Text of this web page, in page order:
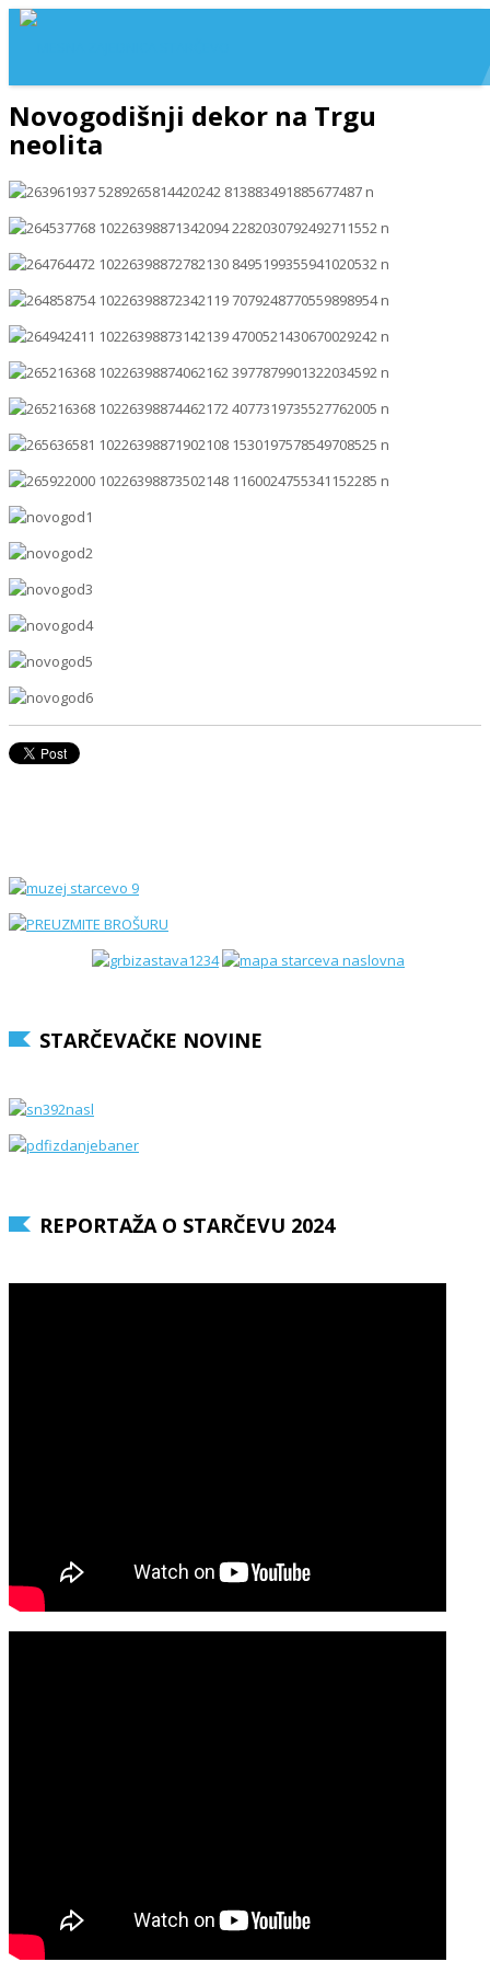
Novogodišnji dekor na Trgu
neolita
STARČEVAČKE NOVINE
REPORTAŽA O STARČEVU 2024